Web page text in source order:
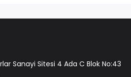
Sanayi Sitesi 4 Ada C Blok No:43